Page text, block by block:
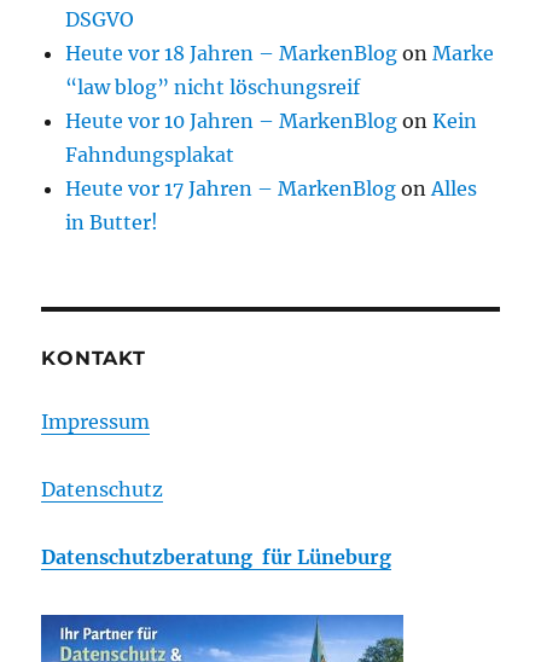
DSGVO
Heute vor 18 Jahren – MarkenBlog onMarke
“law blog” nicht löschungsreif
Heute vor 10 Jahren – MarkenBlog onKein
Fahndungsplakat
Heute vor 17 Jahren – MarkenBlog onAlles
in Butter!
KONTAKT
Impressum
Datenschutz
Datenschutzberatung für Lüneburg